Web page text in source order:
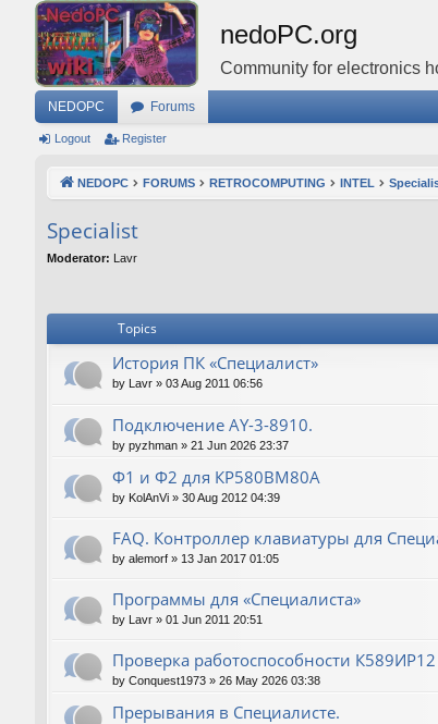
nedoPC.org
Community for electronics
NEDOPC Forums
Logout Register
NEDOPC FORUMS RETROCOMPUTING INTEL
Specialist
Moderator: Lavr
Topics
История ПК «Специалист»
by Lavr » 03 Aug 2011 06:56
Подключение AY-3-8910.
by pyzhman » 21 Jun 2026 23:37
Ф1 и Ф2 для КР580ВМ80А
by KolAnVi » 30 Aug 2012 04:39
FAQ. Контроллер клавиатуры для
by alemorf » 13 Jan 2017 01:05
Программы для «Специалиста»
by Lavr » 01 Jun 2011 20:51
Проверка работоспособности К589ИР12
by Conquest1973 » 26 May 2026 03:38
Прерывания в Специалисте.